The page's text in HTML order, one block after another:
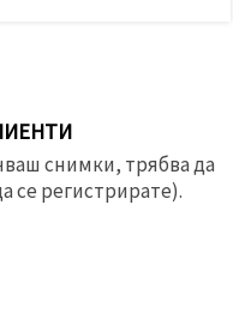
снимки, трябва да
се регистрирате).